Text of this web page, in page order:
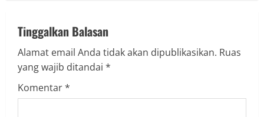
u
e
R
Tinggalkan Balasan
Alamat email Anda tidak akan dipublikasikan. Ruas
yang wajib ditandai *
Komentar*